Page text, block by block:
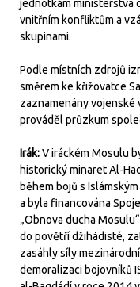
jednotkám ministerstva
vnitřním konfliktům a
skupinami.
Podle místních zdrojů
směrem ke křižovatce
zaznamenány
prováděl průzkum
Irák:V iráckém Mosulu
historický minaret Al-
během bojů s
a byla financována
„Obnova ducha
do povětří džihádisté,
zasáhly síly
demoralizaci bojovníků